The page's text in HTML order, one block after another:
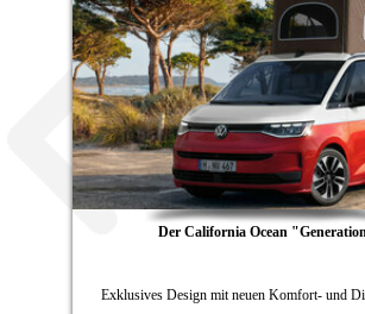
Der California Ocean
Exklusives Design mit neuen Komfort- und